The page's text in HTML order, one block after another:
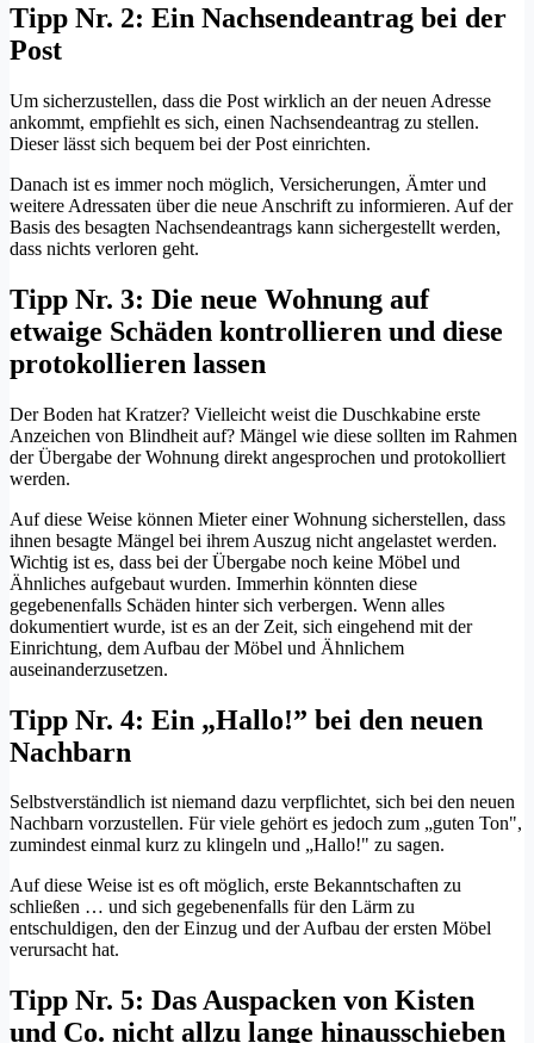
Tipp Nr. 2: Ein Nachsendeantrag bei der
Post
Um sicherzustellen, dass die Post wirklich an der neuen Adresse
ankommt, empfiehlt es sich, einen Nachsendeantrag zu stellen.
Dieser lässt sich bequem bei der Post einrichten.
Danach ist es immer noch möglich, Versicherungen, Ämter und
weitere Adressaten über die neue Anschrift zu informieren. Auf der
Basis des besagten Nachsendeantrags kann sichergestellt werden,
dass nichts verloren geht.
Tipp Nr. 3: Die neue Wohnung auf
etwaige Schäden kontrollieren und diese
protokollieren lassen
Der Boden hat Kratzer? Vielleicht weist die Duschkabine erste
Anzeichen von Blindheit auf? Mängel wie diese sollten im Rahmen
der Übergabe der Wohnung direkt angesprochen und protokolliert
werden.
Auf diese Weise können Mieter einer Wohnung sicherstellen, dass
ihnen besagte Mängel bei ihrem Auszug nicht angelastet werden.
Wichtig ist es, dass bei der Übergabe noch keine Möbel und
Ähnliches aufgebaut wurden. Immerhin könnten diese
gegebenenfalls Schäden hinter sich verbergen. Wenn alles
dokumentiert wurde, ist es an der Zeit, sich eingehend mit der
Einrichtung, dem Aufbau der Möbel und Ähnlichem
auseinanderzusetzen.
Tipp Nr. 4: Ein „Hallo!” bei den neuen
Nachbarn
Selbstverständlich ist niemand dazu verpflichtet, sich bei den neuen
Nachbarn vorzustellen. Für viele gehört es jedoch zum „guten Ton",
zumindest einmal kurz zu klingeln und „Hallo!" zu sagen.
Auf diese Weise ist es oft möglich, erste Bekanntschaften zu
schließen … und sich gegebenenfalls für den Lärm zu
entschuldigen, den der Einzug und der Aufbau der ersten Möbel
verursacht hat.
Tipp Nr. 5: Das Auspacken von Kisten
und Co. nicht allzu lange hinausschieben